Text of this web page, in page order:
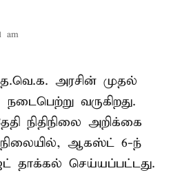
am
அரசின் முதல்
வருகிறது.
நிதிநிலை அறிக்கை
ஆகஸ்ட் 6-ந்
தாக்கல் செய்யப்பட்டது.